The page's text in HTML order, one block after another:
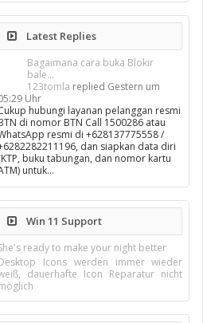
Latest Replies
Bagaimana cara buka Blokir
bale...
123tomla replied Gestern um
Uhr
hubungi layanan pelanggan resmi
di nomor BTN Call 1500286 atau
resmi di +628137775558 /
dan siapkan data diri
buku tabungan, dan nomor kartu
untuk…
Win 11 Support
ready to make your night better
Icons werden immer wieder
dauerhafte Icon Reparatur nicht